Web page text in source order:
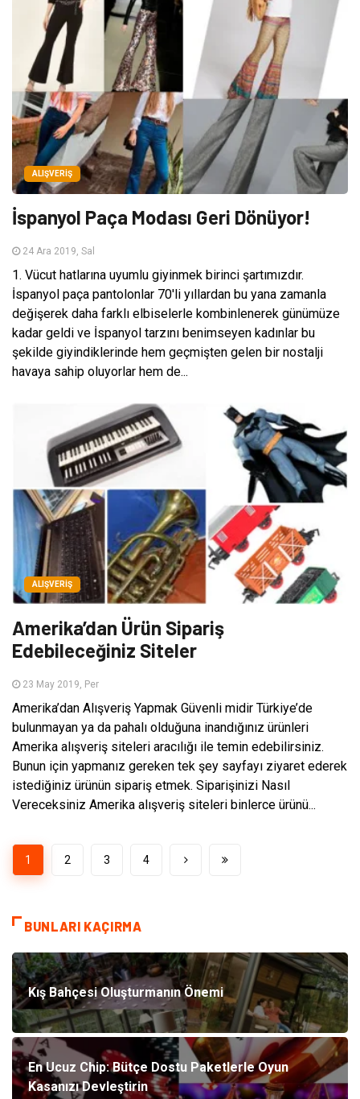
ALIŞVERIŞ
İspanyol Paça Modası Geri Dönüyor!
24 Ara 2019, Sal
1. Vücut hatlarına uyumlu giyinmek birinci şartımızdır.
İspanyol paça pantolonlar 70′li yıllardan bu yana zamanla
değişerek daha farklı elbiselerle kombinlenerek günümüze
kadar geldi ve İspanyol tarzını benimseyen kadınlar bu
şekilde giyindiklerinde hem geçmişten gelen bir nostalji
havaya sahip oluyorlar hem de...
ALIŞVERIŞ
Amerika’dan Ürün Sipariş
Edebileceğiniz Siteler
23 May 2019, Per
Amerika’dan Alışveriş Yapmak Güvenli midir Türkiye’de
bulunmayan ya da pahalı olduğuna inandığınız ürünleri
Amerika alışveriş siteleri aracılığı ile temin edebilirsiniz.
Bunun için yapmanız gereken tek şey sayfayı ziyaret ederek
istediğiniz ürünün sipariş etmek. Siparişinizi Nasıl
Vereceksiniz Amerika alışveriş siteleri binlerce ürünü...
1 2 3 4
BUNLARI KAÇIRMA
Kış Bahçesi Oluşturmanın Önemi
En Ucuz Chip: Bütçe Dostu Paketlerle Oyun
Kasanızı Devleştirin